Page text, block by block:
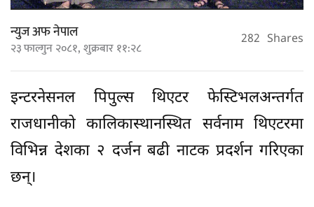
न्युज अफ नेपाल
२३ फाल्गुन २०८१, शुक्रबार ११:२८ 282 Shares
इन्टरनेसनल पिपुल्स थिएटर फेस्टिभलअन्तर्गत
राजधानीको कालिकास्थानस्थित सर्वनाम थिएटरमा
विभिन्न देशका २ दर्जन बढी नाटक प्रदर्शन गरिएका
छन्।